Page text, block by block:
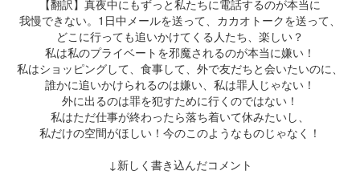
【翻訳】真夜中にもずっと私たちに電話するのが本当に
我慢できない。1日中メールを送って、カカオトークを送って、
どこに行っても追いかけてくる人たち、楽しい？
私は私のプライベートを邪魔されるのが本当に嫌い！
私はショッピングして、食事して、外で友だちと会いたいのに、
誰かに追いかけられるのは嫌い、私は罪人じゃない！
外に出るのは罪を犯すために行くのではない！
私はただ仕事が終わったら落ち着いて休みたいし、
私だけの空間がほしい！今のこのようなものじゃなく！
↓新しく書き込んだコメント